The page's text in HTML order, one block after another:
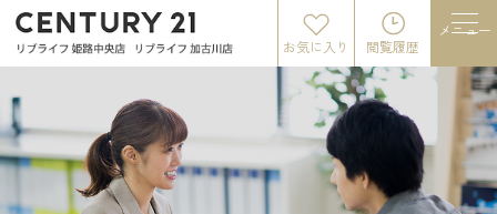
お気に入り 閲覧履歴
メニュー